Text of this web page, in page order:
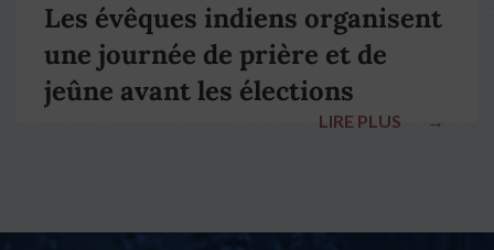
Les évêques indiens organisent
une journée de prière et de
jeûne avant les élections
LIRE PLUS →